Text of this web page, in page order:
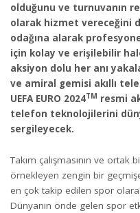
olduğunu ve turnuvanın
olarak hizmet vereceğini
odağına alarak
için kolay ve erişilebilir
aksiyon dolu her anı
ve amiral gemisi akıllı
UEFA EURO 2024TM resmi
telefon teknolojilerini
sergileyecek.
Takım çalışmasının ve
örnekleyen zengin bir
en çok takip edilen spor
Dünyanın önde gelen spor